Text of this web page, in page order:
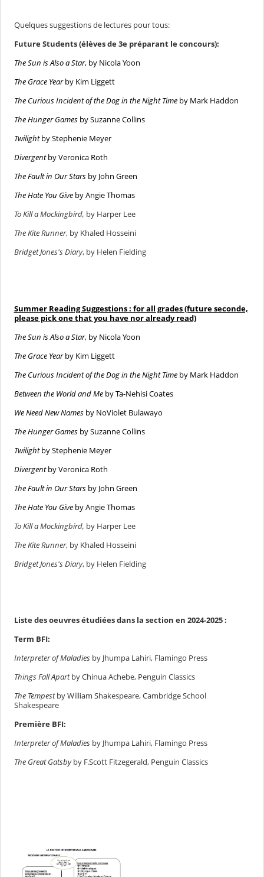
Quelques suggestions de lectures pour tous:
Future Students (élèves de 3e préparant le concours):
The Sun is Also a Star, by Nicola Yoon
The Grace Yearby Kim Liggett
The Curious Incident of the Dog in the Night Timeby Mark Haddon
The Hunger Gamesby Suzanne Collins
Twilightby Stephenie Meyer
Divergentby Veronica Roth
The Fault in Our Starsby John Green
The Hate You Giveby Angie Thomas
To Kill a Mockingbird, by Harper Lee
The Kite Runner, by Khaled Hosseini
Bridget Jones's Diary, by Helen Fielding
Summer Reading Suggestions : for all grades (future seconde,
please pick one that you have nor already read)
The Sun is Also a Star, by Nicola Yoon
The Grace Yearby Kim Liggett
The Curious Incident of the Dog in the Night Timeby Mark Haddon
Between the World and Meby Ta-Nehisi Coates
We Need New Namesby NoViolet Bulawayo
The Hunger Gamesby Suzanne Collins
Twilightby Stephenie Meyer
Divergentby Veronica Roth
The Fault in Our Starsby John Green
The Hate You Giveby Angie Thomas
To Kill a Mockingbird, by Harper Lee
The Kite Runner, by Khaled Hosseini
Bridget Jones's Diary, by Helen Fielding
Liste des oeuvres étudiées dans la section en 2024-2025 :
Term BFI:
Interpreter of Maladiesby Jhumpa Lahiri, Flamingo Press
Things Fall Apartby Chinua Achebe, Penguin Classics
The Tempestby William Shakespeare, Cambridge School
Shakespeare
Première BFI:
Interpreter of Maladiesby Jhumpa Lahiri, Flamingo Press
The Great Gatsbyby F.Scott Fitzegerald, Penguin Classics